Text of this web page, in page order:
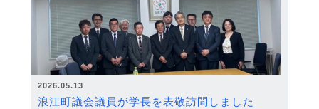
2026.05.13
浪江町議会議員が学長を表敬訪問しました